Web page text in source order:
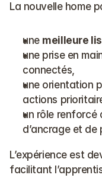
La nouvelle home
une meilleure
une prise en
connectés,
une orientation
actions
un rôle renforcé
d’ancrage et de
L’expérience est
facilitant